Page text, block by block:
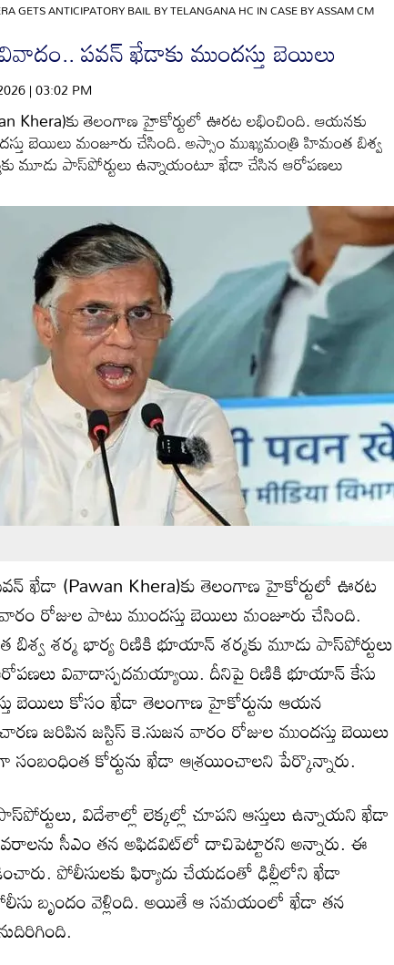
GETS ANTICIPATORY BAIL BY TELANGANA HC IN CASE BY ASSAM CM
పవన్ ఖేడాకు ముందస్తు బెయిలు
| 03:02 PM
Khera)కు తెలంగాణ హైకోర్టులో ఊరట లభించింది. ఆయనకు
బెయిలు మంజూరు చేసింది. అస్సాం ముఖ్యమంత్రి హిమంత బిశ్వ
మూడు పాస్‌పోర్టులు ఉన్నాయంటూ ఖేడా చేసిన ఆరోపణలు
ఖేడా (Pawan Khera)కు తెలంగాణ హైకోర్టులో ఊరట
రోజుల పాటు ముందస్తు బెయిలు మంజూరు చేసింది.
శర్మ భార్య రిణికి భూయాన్ శర్మకు మూడు పాస్‌పోర్టులు
వివాదాస్పదమయ్యాయి. దీనిపై రిణికి భూయాన్ కేసు
బెయిలు కోసం ఖేడా తెలంగాణ హైకోర్టును ఆయన
జరిపిన జస్టిస్ కె.సుజన వారం రోజుల ముందస్తు బెయిలు
సంబంధింత కోర్టును ఖేడా ఆశ్రయించాలని పేర్కొన్నారు.
విదేశాల్లో లెక్కల్లో చూపని ఆస్తులు ఉన్నాయని ఖేడా
సీఎం తన అఫిడవిట్‌లో దాచిపెట్టారని అన్నారు. ఈ
పోలీసులకు ఫిర్యాదు చేయడంతో ఢిల్లీలోని ఖేడా
బృందం వెళ్లింది. అయితే ఆ సమయంలో ఖేడా తన